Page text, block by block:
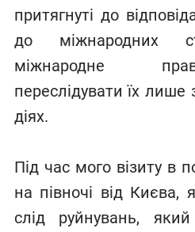
притягнуті до
до міжнародних
міжнародне
переслідувати їх лише
діях.
Під час мого візиту в
на півночі від
слід руйнувань,